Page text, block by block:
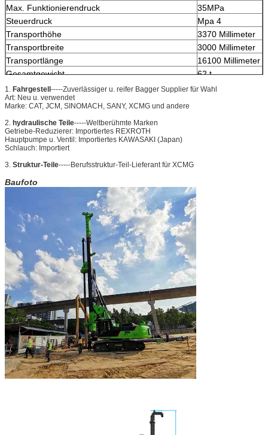
Max. Funktionierendruck
35MPa
Steuerdruck
Mpa 4
Transporthöhe
3370 Millimeter
Transportbreite
3000 Millimeter
Transportlänge
16100 Millimeter
Gesamtgewicht
62 t
1. Fahrgestell-----Zuverlässiger u. reifer Bagger Supplier für Wahl
Art: Neu u. verwendet
Marke: CAT, JCM, SINOMACH, SANY, XCMG und andere
2. hydraulische Teile-----Weltberühmte Marken
Getriebe-Reduzierer: Importiertes REXROTH
Hauptpumpe u. Ventil: Importiertes KAWASAKI (Japan)
Schlauch: Importiert
3. Struktur-Teile-----Berufsstruktur-Teil-Lieferant für XCMG
Baufoto